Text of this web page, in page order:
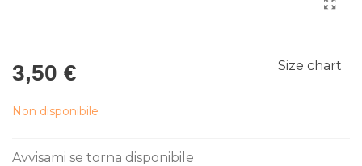
3,50 € Size chart
Non disponibile
Avvisami se torna disponibile